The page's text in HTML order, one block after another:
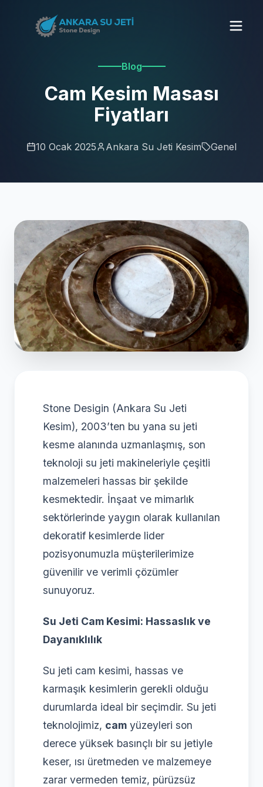
Blog
Cam Kesim Masası
Fiyatları
10 Ocak 2025 Ankara Su Jeti Kesim Genel
Stone Desigin (Ankara Su Jeti
Kesim), 2003’ten bu yana su jeti
kesme alanında uzmanlaşmış, son
teknoloji su jeti makineleriyle çeşitli
malzemeleri hassas bir şekilde
kesmektedir. İnşaat ve mimarlık
sektörlerinde yaygın olarak kullanılan
dekoratif kesimlerde lider
pozisyonumuzla müşterilerimize
güvenilir ve verimli çözümler
sunuyoruz.
Su Jeti Cam Kesimi: Hassaslık ve
Dayanıklılık
Su jeti cam kesimi, hassas ve
karmaşık kesimlerin gerekli olduğu
durumlarda ideal bir seçimdir. Su jeti
teknolojimiz, cam yüzeyleri son
derece yüksek basınçlı bir su jetiyle
keser, ısı üretmeden ve malzemeye
zarar vermeden temiz, pürüzsüz